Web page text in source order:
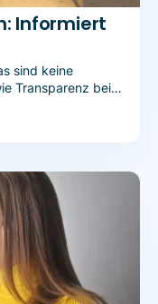
Informiert
sind keine
Transparenz bei
in Ihre